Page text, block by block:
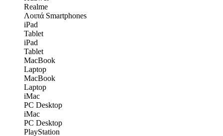
Realme
Λοιπά Smartphones
iPad
Tablet
iPad
Tablet
MacBook
Laptop
MacBook
Laptop
iMac
PC Desktop
iMac
PC Desktop
PlayStation